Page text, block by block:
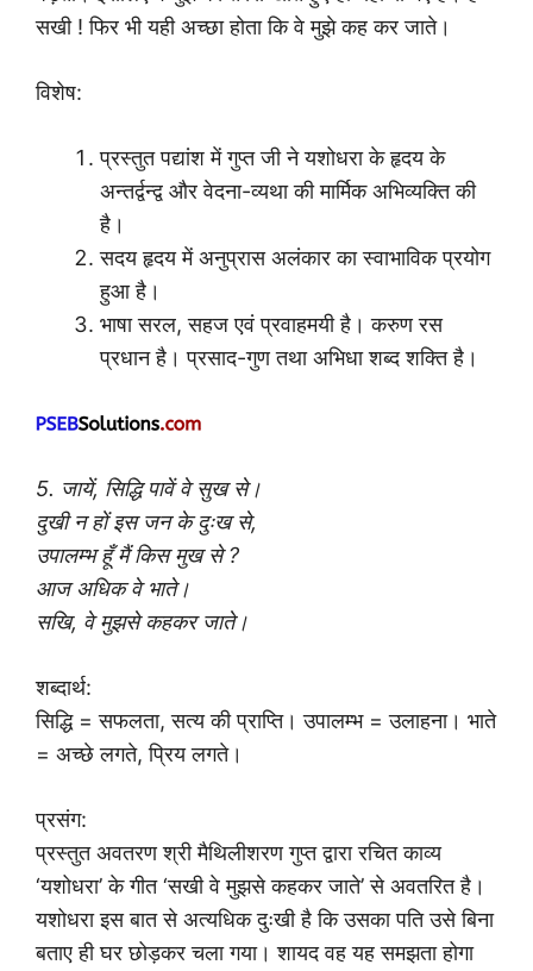
सखी ! फिर भी यही अच्छा होता कि वे मुझे कह कर जाते।
विशेष:
प्रस्तुत पद्यांश में गुप्त जी ने यशोधरा के हृदय के
अन्तर्द्वन्द्व और वेदना-व्यथा की मार्मिक अभिव्यक्ति की
है।
सदय हृदय में अनुप्रास अलंकार का स्वाभाविक प्रयोग
हुआ है।
भाषा सरल, सहज एवं प्रवाहमयी है। करुण रस
प्रधान है। प्रसाद-गुण तथा अभिधा शब्द शक्ति है।
5. जायें, सिद्धि पावें वे सुख से।
दुखी न हों इस जन के दुःख से,
उपालम्भ हूँ मैं किस मुख से ?
आज अधिक वे भाते।
सखि, वे मुझसे कहकर जाते।
शब्दार्थ:
सिद्धि = सफलता, सत्य की प्राप्ति। उपालम्भ = उलाहना। भाते
= अच्छे लगते, प्रिय लगते।
प्रसंग:
प्रस्तुत अवतरण श्री मैथिलीशरण गुप्त द्वारा रचित काव्य
‘यशोधरा’ के गीत ‘सखी वे मुझसे कहकर जाते’ से अवतरित है।
यशोधरा इस बात से अत्यधिक दुःखी है कि उसका पति उसे बिना
बताए ही घर छोड़कर चला गया। शायद वह यह समझता होगा